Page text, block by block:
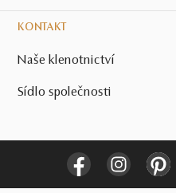
KONTAKT
Naše klenotnictví
Sídlo společnosti